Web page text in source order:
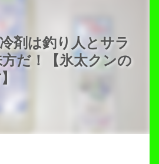
剤は釣り人とサラ
だ！【氷太クンの